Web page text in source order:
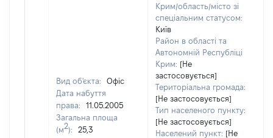
Вид об'єкта:
Офіс
Дата набуття
права:
11.05.2005
Загальна площа
(м2):
25,3
Крим/область/місто зі
спеціальним статусом:
Київ
Район в області та
Автономній Республіці
Крим: [Не
застосовується]
Територіальна громада:
[Не застосовується]
Тип населеного пункту:
[Не застосовується]
Населений пункт: [Не